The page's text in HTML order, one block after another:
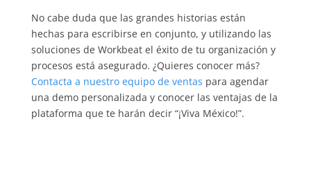
No cabe duda que las grandes historias están
hechas para escribirse en conjunto, y utilizando las
soluciones de Workbeat el éxito de tu organización y
procesos está asegurado. ¿Quieres conocer más?
Contacta a nuestro equipo de ventas para agendar
una demo personalizada y conocer las ventajas de la
plataforma que te harán decir “¡Viva México!”.